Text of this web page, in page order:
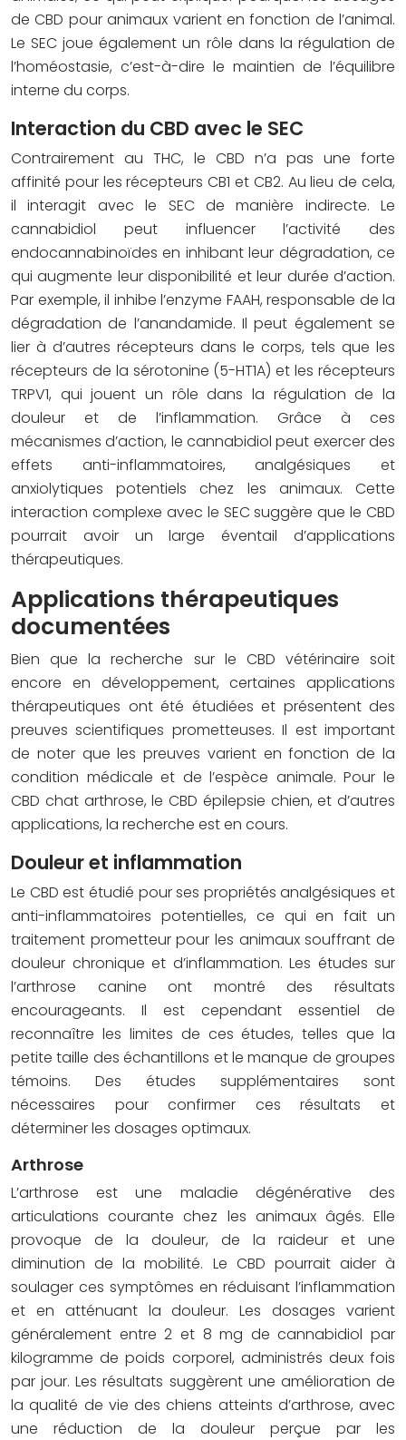
de CBD pour animaux varient en fonction de l’animal.
Le SEC joue également un rôle dans la régulation de
l’homéostasie, c’est-à-dire le maintien de l’équilibre
interne du corps.
Interaction du CBD avec le SEC
Contrairement au THC, le CBD n’a pas une forte
affinité pour les récepteurs CB1 et CB2. Au lieu de cela,
il interagit avec le SEC de manière indirecte. Le
cannabidiol peut influencer l’activité des
endocannabinoïdes en inhibant leur dégradation, ce
qui augmente leur disponibilité et leur durée d’action.
Par exemple, il inhibe l’enzyme FAAH, responsable de la
dégradation de l’anandamide. Il peut également se
lier à d’autres récepteurs dans le corps, tels que les
récepteurs de la sérotonine (5-HT1A) et les récepteurs
TRPV1, qui jouent un rôle dans la régulation de la
douleur et de l’inflammation. Grâce à ces
mécanismes d’action, le cannabidiol peut exercer des
effets anti-inflammatoires, analgésiques et
anxiolytiques potentiels chez les animaux. Cette
interaction complexe avec le SEC suggère que le CBD
pourrait avoir un large éventail d’applications
thérapeutiques.
Applications thérapeutiques
documentées
Bien que la recherche sur le CBD vétérinaire soit
encore en développement, certaines applications
thérapeutiques ont été étudiées et présentent des
preuves scientifiques prometteuses. Il est important
de noter que les preuves varient en fonction de la
condition médicale et de l’espèce animale. Pour le
CBD chat arthrose, le CBD épilepsie chien, et d’autres
applications, la recherche est en cours.
Douleur et inflammation
Le CBD est étudié pour ses propriétés analgésiques et
anti-inflammatoires potentielles, ce qui en fait un
traitement prometteur pour les animaux souffrant de
douleur chronique et d’inflammation. Les études sur
l’arthrose canine ont montré des résultats
encourageants. Il est cependant essentiel de
reconnaître les limites de ces études, telles que la
petite taille des échantillons et le manque de groupes
témoins. Des études supplémentaires sont
nécessaires pour confirmer ces résultats et
déterminer les dosages optimaux.
Arthrose
L’arthrose est une maladie dégénérative des
articulations courante chez les animaux âgés. Elle
provoque de la douleur, de la raideur et une
diminution de la mobilité. Le CBD pourrait aider à
soulager ces symptômes en réduisant l’inflammation
et en atténuant la douleur. Les dosages varient
généralement entre 2 et 8 mg de cannabidiol par
kilogramme de poids corporel, administrés deux fois
par jour. Les résultats suggèrent une amélioration de
la qualité de vie des chiens atteints d’arthrose, avec
une réduction de la douleur perçue par les